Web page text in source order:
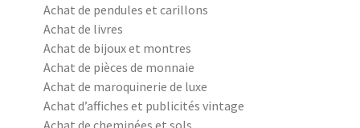
Achat de pendules et carillons
Achat de livres
Achat de bijoux et montres
Achat de pièces de monnaie
Achat de maroquinerie de luxe
Achat d’affiches et publicités vintage
Achat de cheminées et sols